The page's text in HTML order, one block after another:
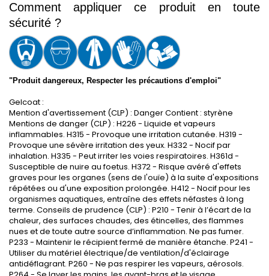
Comment appliquer ce produit en toute
sécurité ?
"Produit dangereux, Respecter les précautions d'emploi"
Gelcoat :
Mention d'avertissement (CLP) : Danger Contient : styrène
Mentions de danger (CLP) : H226 - Liquide et vapeurs
inflammables. H315 - Provoque une irritation cutanée. H319 -
Provoque une sévère irritation des yeux. H332 - Nocif par
inhalation. H335 - Peut irriter les voies respiratoires. H361d -
Susceptible de nuire au foetus. H372 - Risque avéré d'effets
graves pour les organes (sens de l'ouïe) à la suite d'expositions
répétées ou d'une exposition prolongée. H412 - Nocif pour les
organismes aquatiques, entraîne des effets néfastes à long
terme. Conseils de prudence (CLP) : P210 - Tenir à l’écart de la
chaleur, des surfaces chaudes, des étincelles, des flammes
nues et de toute autre source d’inflammation. Ne pas fumer.
P233 - Maintenir le récipient fermé de manière étanche. P241 -
Utiliser du matériel électrique/de ventilation/d'éclairage
antidéflagrant. P260 - Ne pas respirer les vapeurs, aérosols.